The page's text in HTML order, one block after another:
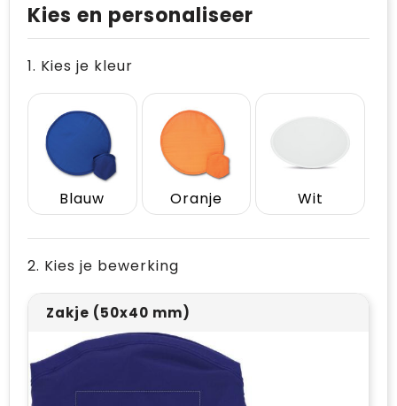
Paraplu's
Reisbenodigdheden
Schrijfwaren
Sleutelhangers en Lanyards
Spellen voor binnen en buiten
Veiligheid, Auto en Fiets
Reflecterende vesten
Papieren tassen
Rugzakken
Schoenentassen
Schoudertassen
Strandtassen
Toilettassen
Waterbestendige tassen
Kies en personaliseer
1. Kies je kleur
Blauw Oranje Wit
2. Kies je bewerking
Zakje (50x40 mm)